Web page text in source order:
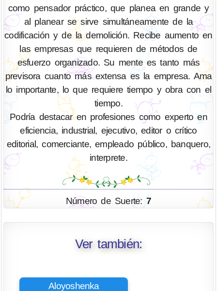
como pensador práctico, que planea en grande y
al planear se sirve simultáneamente de la
codificación y de la demolición. Recibe aumento en
las empresas que requieren de métodos de
esfuerzo organizado. Su mente es tanto más
previsora cuanto más extensa es la empresa. Ama
lo importante, lo que requiere tiempo y obra con el
tiempo.
Podría destacar en profesiones como experto en
eficiencia, industrial, ejecutivo, editor o crítico
editorial, comerciante, empleado público, banquero,
interprete.
Número de Suerte:7
Ver también:
Aloyoshenka